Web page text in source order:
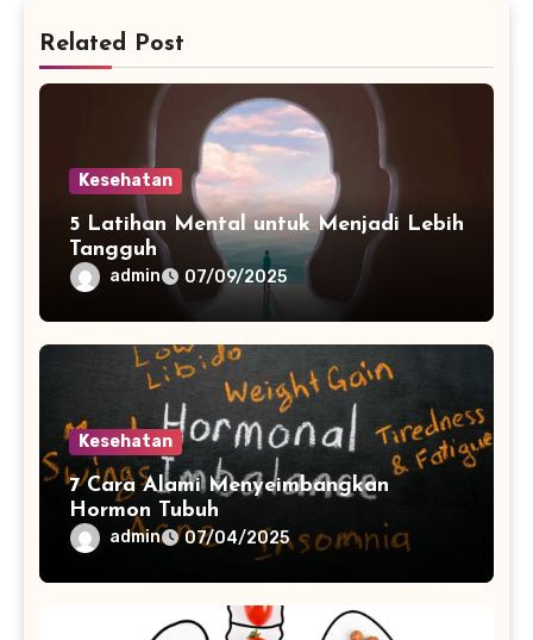
Related Post
Kesehatan
5 Latihan Mental untuk Menjadi Lebih
Tangguh
admin 07/09/2025
Kesehatan
7 Cara Alami Menyeimbangkan
Hormon Tubuh
admin 07/04/2025